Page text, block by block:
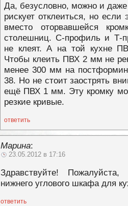
Да, безусловно, можно и
рискует отклеиться, но если
вместо оторвавшейся
столешниц. С-профиль и Т-
не клеят. А на той кухне
Чтобы клеить ПВХ 2 мм не
менее 300 мм на
38. Но не стоит заострять
ещё ПВХ 1 мм. Эту кромку
резкие кривые.
ответить
Марина:
23.05.2012 в 17:16
Здравствуйте!
нижнего углового шкафа для
ответить